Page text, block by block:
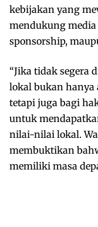
kebijakan yang
mendukung
sponsorship,
“Jika tidak segera
lokal bukan hanya
tetapi juga bagi
untuk
nilai-nilai lokal.
membuktikan
memiliki masa